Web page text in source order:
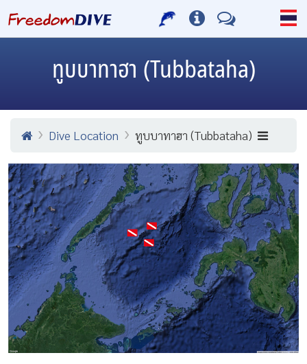
ทูบบาทาฮา (Tubbataha)
Dive Location ทูบบาทาฮา (Tubbataha)